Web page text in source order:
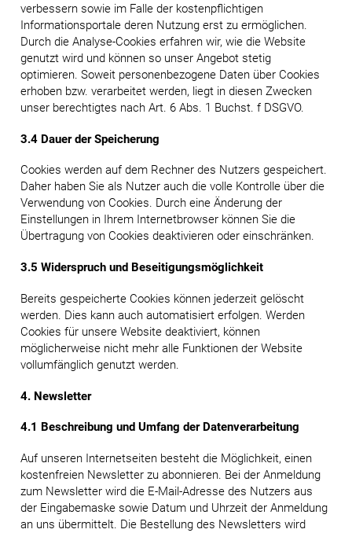
verbessern sowie im Falle der kostenpflichtigen
Informationsportale deren Nutzung erst zu ermöglichen.
Durch die Analyse-Cookies erfahren wir, wie die Website
genutzt wird und können so unser Angebot stetig
optimieren. Soweit personenbezogene Daten über Cookies
erhoben bzw. verarbeitet werden, liegt in diesen Zwecken
unser berechtigtes nach Art. 6 Abs. 1 Buchst. f DSGVO.
3.4 Dauer der Speicherung
Cookies werden auf dem Rechner des Nutzers gespeichert.
Daher haben Sie als Nutzer auch die volle Kontrolle über die
Verwendung von Cookies. Durch eine Änderung der
Einstellungen in Ihrem Internetbrowser können Sie die
Übertragung von Cookies deaktivieren oder einschränken.
3.5 Widerspruch und Beseitigungsmöglichkeit
Bereits gespeicherte Cookies können jederzeit gelöscht
werden. Dies kann auch automatisiert erfolgen. Werden
Cookies für unsere Website deaktiviert, können
möglicherweise nicht mehr alle Funktionen der Website
vollumfänglich genutzt werden.
4. Newsletter
4.1 Beschreibung und Umfang der Datenverarbeitung
Auf unseren Internetseiten besteht die Möglichkeit, einen
kostenfreien Newsletter zu abonnieren. Bei der Anmeldung
zum Newsletter wird die E-Mail-Adresse des Nutzers aus
der Eingabemaske sowie Datum und Uhrzeit der Anmeldung
an uns übermittelt. Die Bestellung des Newsletters wird